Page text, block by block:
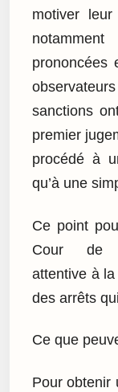
motiver
prononcées
sanctions
premier
procédé à
qu’à une
Ce point
Cour de
attentive à
des arrêts
Ce que
Pour obtenir